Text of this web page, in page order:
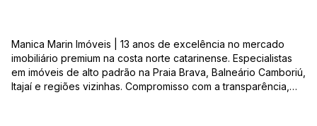
Manica Marin Imóveis | 13 anos de excelência no mercado
imobiliário premium na costa norte catarinense. Especialistas
em imóveis de alto padrão na Praia Brava, Balneário Camboriú,
Itajaí e regiões vizinhas. Compromisso com a transparência,